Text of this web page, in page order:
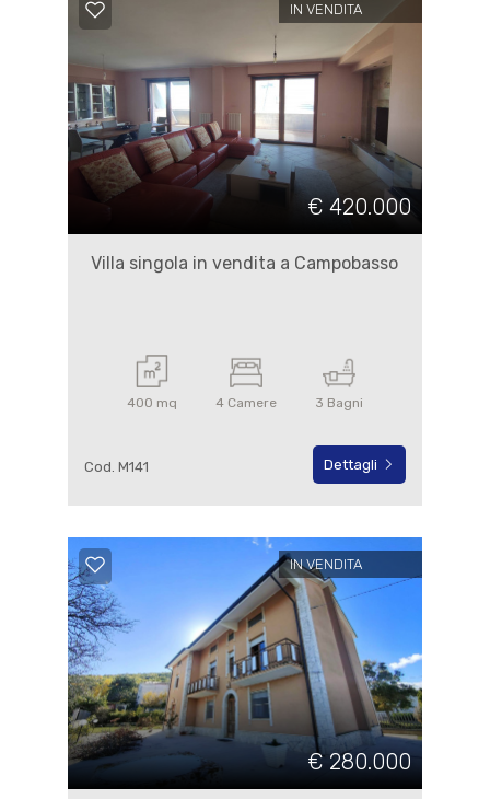
IN VENDITA
€ 420.000
Villa singola in vendita a Campobasso
400 mq 4 Camere 3 Bagni
Cod. M141 Dettagli
IN VENDITA
€ 280.000